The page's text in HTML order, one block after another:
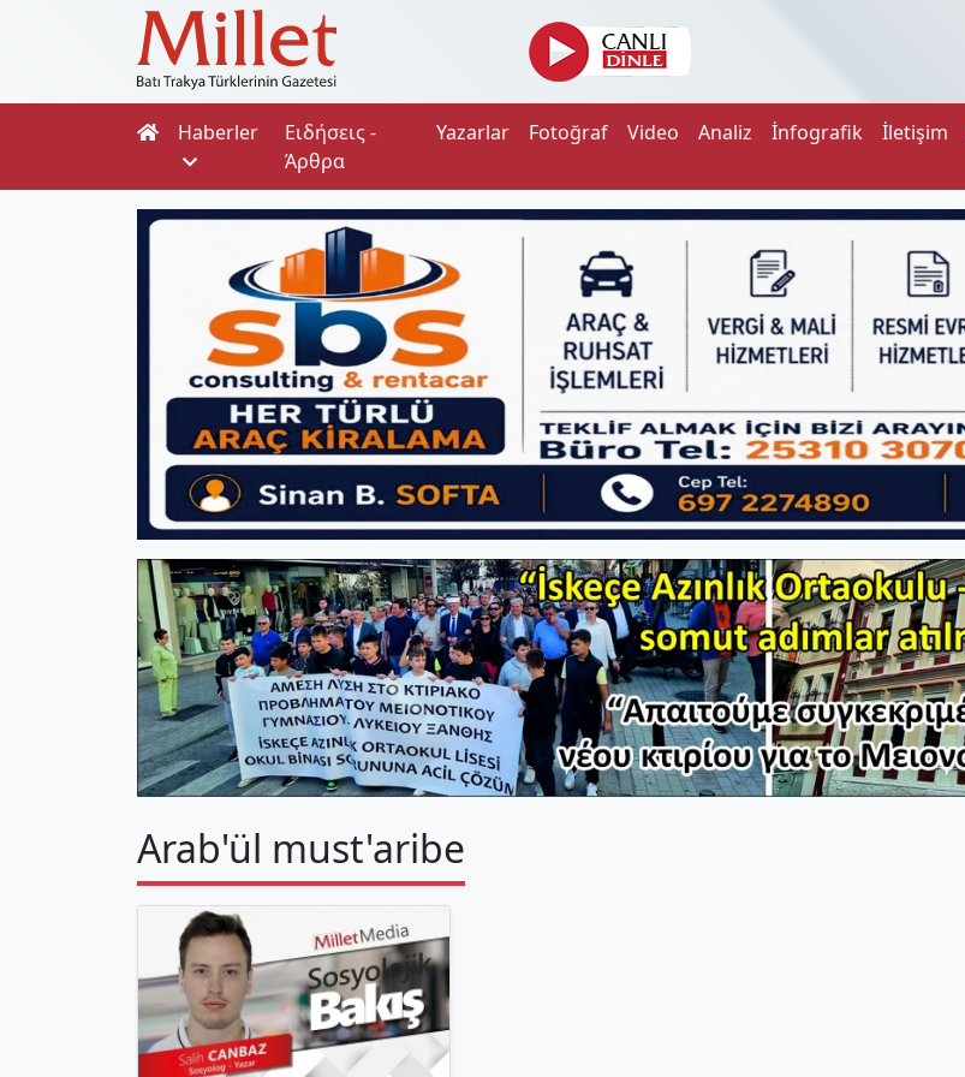
Haberler
Ειδήσεις -
Άρθρα
Yazarlar Fotoğraf Video Analiz İnfografik İletişim
Arab'ül must'aribe